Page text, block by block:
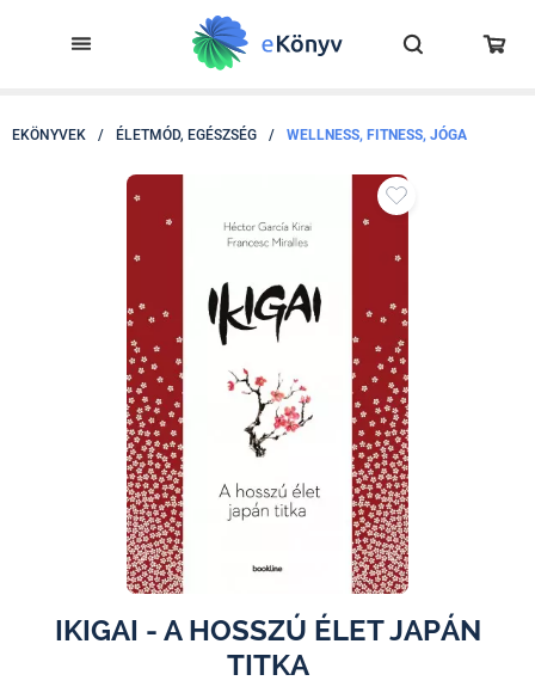
EKÖNYVEK / ÉLETMÓD, EGÉSZSÉG / WELLNESS, FITNESS, JÓGA
IKIGAI - A HOSSZÚ ÉLET JAPÁN
TITKA